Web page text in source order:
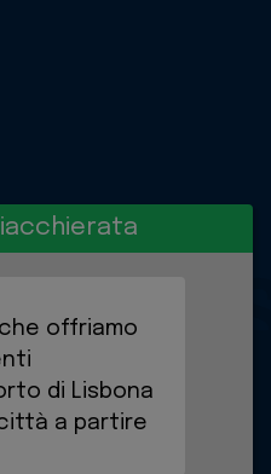
offriamo
di Lisbona
a partire